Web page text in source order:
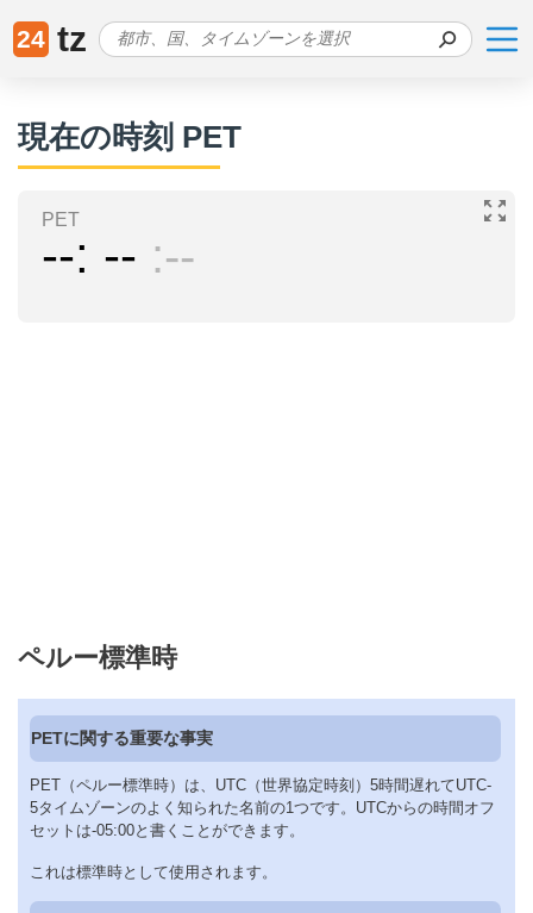
24 tz
現在の時刻 PET
PET
-- -- --
ペルー標準時
PETに関する重要な事実
PET（ペルー標準時）は、UTC（世界協定時刻）5時間遅れてUTC-
5タイムゾーンのよく知られた名前の1つです。UTCからの時間オフ
セットは-05:00と書くことができます。
これは標準時として使用されます。